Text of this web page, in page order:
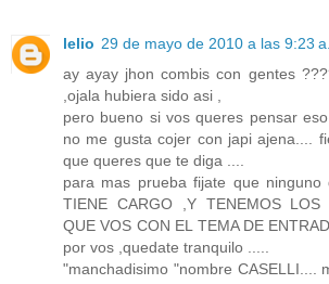
lelio 29 de mayo de 2010 a las 9:23
ay ayay jhon combis con gentes
,ojala hubiera sido asi ,
pero bueno si vos queres pensar
no me gusta cojer con japi ajena....
que queres que te diga ....
para mas prueba fijate que ninguno
TIENE CARGO ,Y TENEMOS LOS
QUE VOS CON EL TEMA DE
por vos ,quedate tranquilo .....
"manchadisimo "nombre CASELLI....